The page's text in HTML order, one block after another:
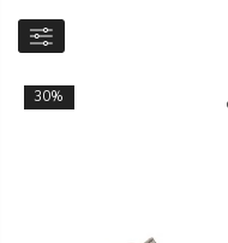
30%